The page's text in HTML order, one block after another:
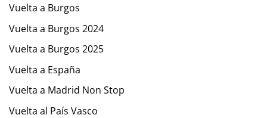
Vuelta a Burgos
Vuelta a Burgos 2024
Vuelta a Burgos 2025
Vuelta a España
Vuelta a Madrid Non Stop
Vuelta al País Vasco